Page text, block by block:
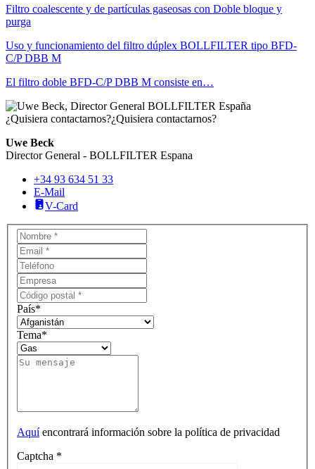
Filtro coalescente y de partículas gaseosas con Doble bloque y
purga
Uso y funcionamiento del filtro dúplex BOLLFILTER tipo BFD-
C/P DBB M
El filtro doble BFD-C/P DBB M consiste en…
¿Quisiera contactarnos?¿Quisiera contactarnos?
Uwe Beck
Director General - BOLLFILTER Espana
+34 93 634 51 33
E-Mail
V-Card
País*
Tema*
Aquíencontrará información sobre la política de privacidad
Captcha *